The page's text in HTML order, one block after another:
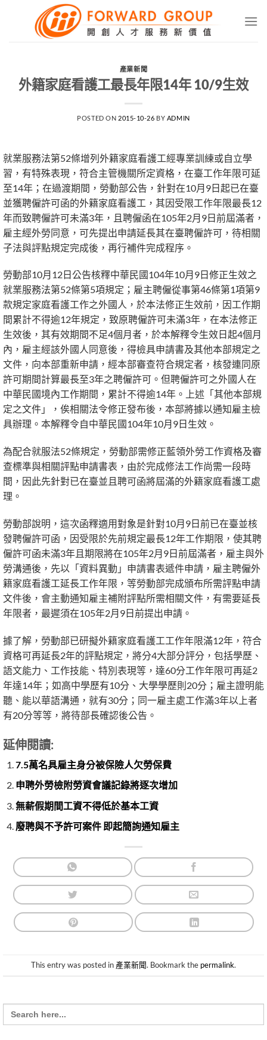
產業新聞
外籍家庭看護工最長年限14年 10/9生效
POSTED ON 2015-10-26 BY ADMIN
就業服務法第52條增列外籍家庭看護工經專業訓練或自立學
習，有特殊表現，符合主管機關所定資格，在臺工作年限可延
至14年；在過渡期間，勞動部公告，針對在10月9日起已在臺
並獲聘僱許可函的外籍家庭看護工，其因受限工作年限最長12
年而致聘僱許可未滿3年，且聘僱函在105年2月9日前屆滿者，
雇主經外勞同意，可先提出申請延長其在臺聘僱許可，待相關
子法與評點規定完成後，再行補件完成程序。
勞動部10月12日公告核釋中華民國104年10月9日修正生效之
就業服務法第52條第5項規定；雇主聘僱從事第46條第1項第9
款規定家庭看護工作之外國人，於本法修正生效前，因工作期
間累計不得逾12年規定，致原聘僱許可未滿3年，在本法修正
生效後，其有效期間不足4個月者，於本解釋令生效日起4個月
內，雇主經該外國人同意後，得檢具申請書及其他本部規定之
文件，向本部重新申請，經本部審查符合規定者，核發連同原
許可期間計算最長至3年之聘僱許可。但聘僱許可之外國人在
中華民國境內工作期間，累計不得逾14年。上述「其他本部規
定之文件」，俟相關法令修正發布後，本部將據以通知雇主檢
具辦理。本解釋令自中華民國104年10月9日生效。
為配合就服法52條規定，勞動部需修正藍領外勞工作資格及審
查標準與相關評點申請書表，由於完成修法工作尚需一段時
間，因此先針對已在臺並且聘可函將屆滿的外籍家庭看護工處
理。
勞動部說明，這次函釋適用對象是針對10月9日前已在臺並核
發聘僱許可函，因受限於先前規定最長12年工作期限，使其聘
僱許可函未滿3年且期限將在105年2月9日前屆滿者，雇主與外
勞溝通後，先以「資料異動」申請書表遞件申請，雇主聘僱外
籍家庭看護工延長工作年限，等勞動部完成頒布所需評點申請
文件後，會主動通知雇主補附評點所需相關文件，有需要延長
年限者，最遲須在105年2月9日前提出申請。
據了解，勞動部已研擬外籍家庭看護工工作年限滿12年，符合
資格可再延長2年的評點規定，將分4大部分評分，包括學歷、
語文能力、工作技能、特別表現等，達60分工作年限可再延2
年達14年；如高中學歷有10分、大學學歷則20分；雇主證明能
聽、能以華語溝通，就有30分；同一雇主處工作滿3年以上者
有20分等等，將待部長確認後公告。
延伸閱讀:
7.5萬名具雇主身分被保險人欠勞保費
申聘外勞檢附勞資會議記錄將逐次增加
無薪假期間工資不得低於基本工資
廢聘與不予許可案件 即起簡詢通知雇主
This entry was posted in 產業新聞. Bookmark the permalink.
Search
for: